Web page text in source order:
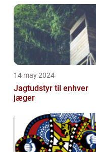
eller virksomhed
14 may 2024
Jagtudstyr til enhver
jæger